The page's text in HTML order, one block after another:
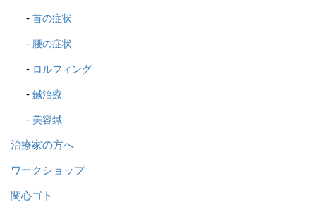
首の症状
腰の症状
ロルフィング
鍼治療
美容鍼
治療家の方へ
ワークショップ
関心ゴト